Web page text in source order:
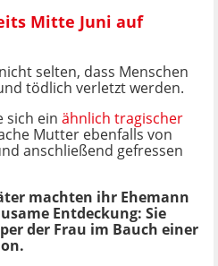
Mitte Juni auf
selten, dass Menschen
tödlich verletzt werden.
sich ein ähnlich tragischer
Mutter ebenfalls von
anschließend gefressen
machten ihr Ehemann
Entdeckung: Sie
der Frau im Bauch einer